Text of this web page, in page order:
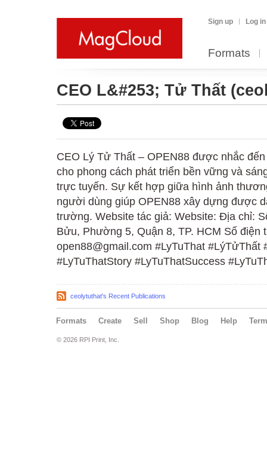
Sign up Log in
Formats
CEO L&#253; Tử Thất
CEO Lý Tử Thất – OPEN88 được nhắc
cho phong cách phát triển bền vững và
trực tuyến. Sự kết hợp giữa hình ảnh
người dùng giúp OPEN88 xây dựng được
trường. Website tác giả: Website: Địa chỉ:
Bửu, Phường 5, Quận 8, TP. HCM Số điện
open88@gmail.com #LyTuThat #LýTửThất
#LyTuThatStory #LyTuThatSuccess
ceolytuthat's Recent Publications
Formats Create Sell Shop Blog Help
© 2026 RPI Print, Inc.